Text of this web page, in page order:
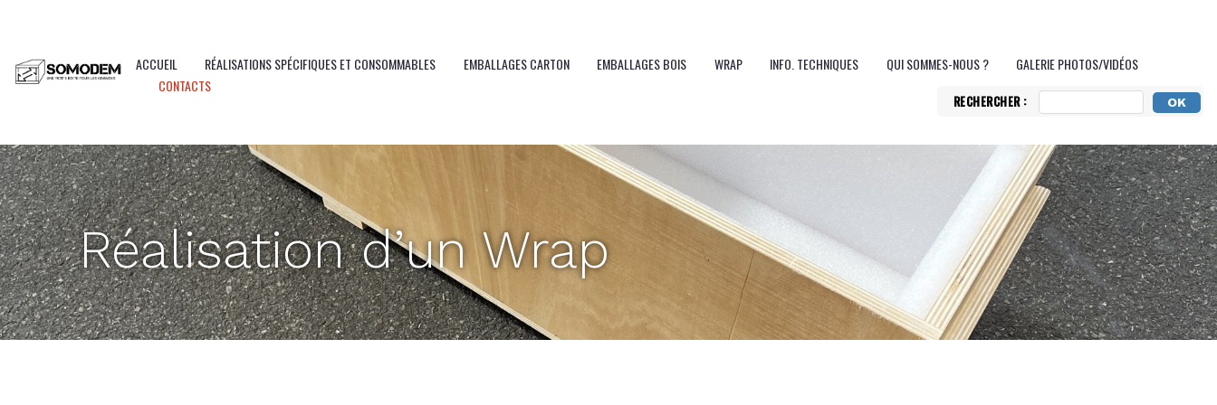
ACCUEIL RÉALISATIONS SPÉCIFIQUES ET CONSOMMABLES EMBALLAGES CARTON EMBALLAGES BOIS WRAP INFO. TECHNIQUES QUI SOMMES-NOUS ?
GALERIE PHOTOS/VIDÉOS
CONTACTS
RECHERCHER :
Réalisation d’un Wrap